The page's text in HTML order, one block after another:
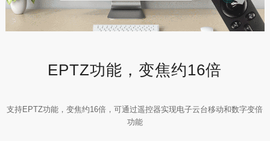
EPTZ功能，变焦约16倍
支持EPTZ功能，变焦约16倍，可通过遥控器实现电子云台移动和数字变倍
功能